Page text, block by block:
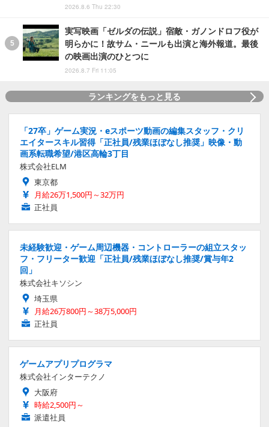
2026.8.6 Thu 22:30
実写映画「ゼルダの伝説」宿敵・ガノンドロフ役が
明らかに！故サム・ニールも出演と海外報道。最後
の映画出演のひとつに
2026.8.7 Fri 11:05
ランキングをもっと見る
「27卒」ゲーム実況・eスポーツ動画の編集スタッフ・クリ
エイタースキル習得「正社員/残業ほぼなし推奨」映像・動
画系転職希望/港区高輪3丁目
株式会社ELM
東京都
月給26万1,500円～32万円
正社員
未経験歓迎・ゲーム周辺機器・コントローラーの組立スタッ
フ・フリーター歓迎「正社員/残業ほぼなし推奨/賞与年2
回」
株式会社キソシン
埼玉県
月給26万800円～38万5,000円
正社員
ゲームアプリプログラマ
株式会社インターテクノ
大阪府
時給2,500円～
派遣社員